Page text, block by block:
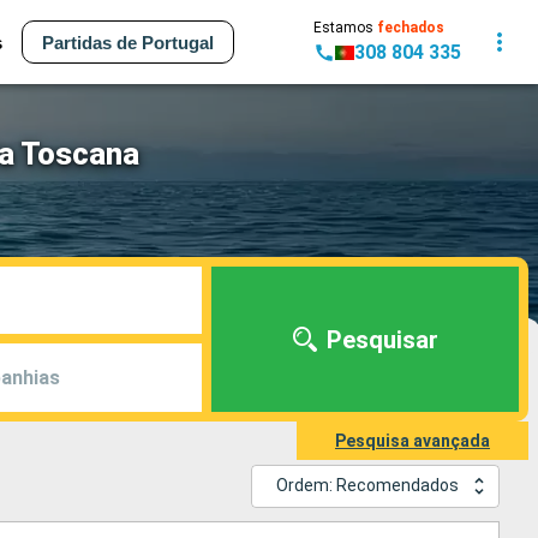
Partidas de Portugal
Estamos fechados
308 804 335
Toscana
Pesquisar
Pesquisa avançada
Ordem: Recomendados